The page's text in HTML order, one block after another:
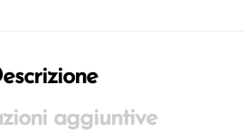
aggiuntive